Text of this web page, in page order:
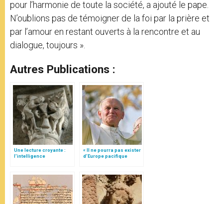
pour l’harmonie de toute la société, a ajouté le pape.
N’oublions pas de témoigner de la foi par la prière et
par l’amour en restant ouverts à la rencontre et au
dialogue, toujours ».
Autres Publications :
Une lecture croyante :
l’intelligence
« Il ne pourra pas exister
d’Europe pacifique